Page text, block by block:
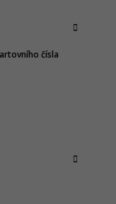
čísla